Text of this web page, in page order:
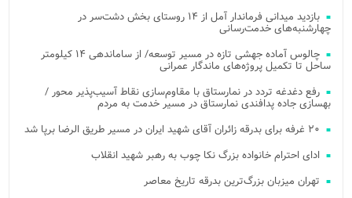
بازدید میدانی فرماندار آمل از ۱۴ روستای بخش دشت‌سر در
چهارشنبه‌های خدمت‌رسانی
چالوس آماده جهشی تازه در مسیر توسعه/ از ساماندهی ۱۴ کیلومتر
ساحل تا تکمیل پروژه‌های ماندگار عمرانی
رفع دغدغه تردد در نمارستاق با مقاوم‌سازی نقاط آسیب‌پذیر محور /
بهسازی جاده پدافندی نمارستاق در مسیر خدمت به مردم
۲۰ غرفه برای بدرقه زائران آقای شهید ایران در مسیر طریق الرضا برپا شد
ادای احترام خانواده بزرگ نکا چوب به رهبر شهید انقلاب
تهران میزبان بزرگ‌ترین بدرقه تاریخ معاصر